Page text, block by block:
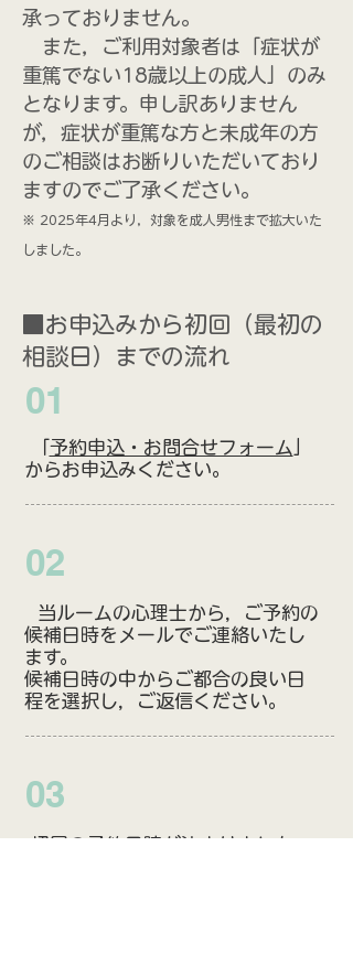
承っておりません。
また，ご利用対象者は「症状が
重篤でない18歳以上の成人」のみ
となります。申し訳ありません
が，症状が重篤な方と未成年の方
のご相談はお断りいただいており
ますのでご了承ください。
※ 2025年4月より，対象を成人男性まで拡大いた
しました。
01
予約申込・お問合せフォーム
からお申込みください。
02
当ルームの心理士から，ご予約の
候補日時をメールでご連絡いたし
ます。
候補日時の中からご都合の良い日
程を選択し，ご返信ください。
03
初回の予約日時が決まりました
■お申込みから初回（最初の
相談日）までの流れ